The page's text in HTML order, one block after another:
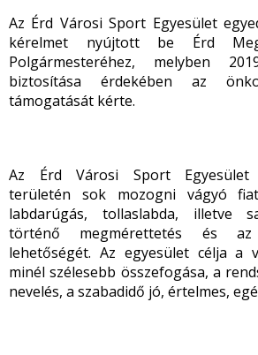
Az Érd Városi Sport Egyesület
kérelmet nyújtott be Érd
Polgármesteréhez, melyben
biztosítása érdekében az
támogatását kérte.
Az Érd Városi Sport Egyesület
területén sok mozogni vágyó
labdarúgás, tollaslabda, illetve
történő megmérettetés és
lehetőségét. Az egyesület célja a
minél szélesebb összefogása, a
nevelés, a szabadidő jó, értelmes,